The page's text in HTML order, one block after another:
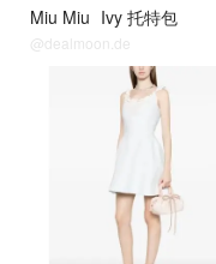
Miu Miu Ivy 托特包
@dealmoon.de